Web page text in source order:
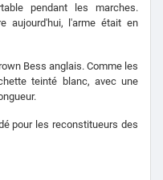
pendant les marches.
aujourd'hui, l'arme était en
Bess anglais. Comme les
teinté blanc, avec une
pour les reconstitueurs des